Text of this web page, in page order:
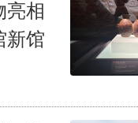
亮相
新馆